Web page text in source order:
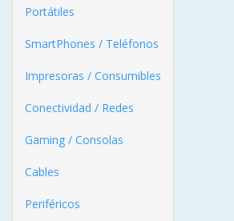
Portátiles
SmartPhones / Teléfonos
Impresoras / Consumibles
Conectividad / Redes
Gaming / Consolas
Cables
Periféricos